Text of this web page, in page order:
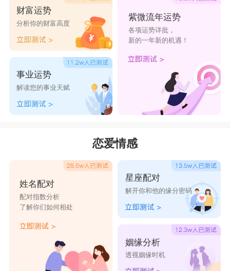
奢漫花田
店
千寻花语花
艺
惠良花艺 天堂鸟花艺
东方鲜花店 芳叶花卉花
店
财富运势
分析你的财富高度
事业运势
解读您的事业天赋
紫微流年运势
各项运势详批，
新的一年新的机遇！
恋爱情感
姓名配对
配对指数分析
了解你们如何相处
星座配对
解开你和他的缘分密码
姻缘分析
透视姻缘时机